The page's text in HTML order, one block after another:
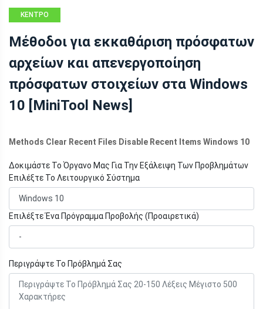
ΚΈΝΤΡΟ
MINITOOL
Μέθοδοι για εκκαθάριση πρόσφατων
αρχείων και απενεργοποίηση
πρόσφατων στοιχείων στα Windows
10 [MiniTool News]
Methods Clear Recent Files Disable Recent Items Windows 10
Δοκιμάστε Το Όργανο Μας Για Την Εξάλειψη Των Προβλημάτων
Επιλέξτε Το Λειτουργικό Σύστημα
Επιλέξτε Ένα Πρόγραμμα Προβολής (Προαιρετικά)
Περιγράψτε Το Πρόβλημά Σας